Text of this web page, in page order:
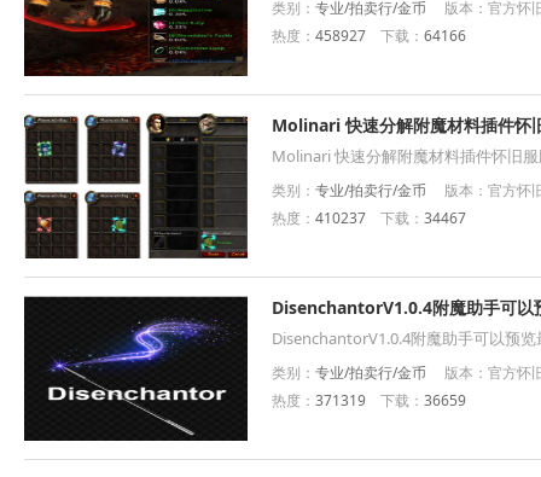
类别： 专业/拍卖行/金币 版本：官方怀
热度： 458927 下载： 64166
Molinari 快速分解附魔材料插件怀
Molinari 快速分解附魔材料插件怀旧
类别： 专业/拍卖行/金币 版本：官方怀
热度： 410237 下载： 34467
DisenchantorV1.0.4附魔助手可以
DisenchantorV1.0.4附魔助手可以预
类别： 专业/拍卖行/金币 版本：官方怀
热度： 371319 下载： 36659